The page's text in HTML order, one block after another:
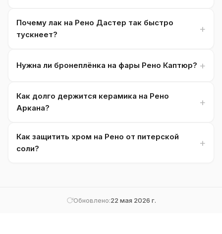
Почему лак на Рено Дастер так быстро
тускнеет?
Нужна ли бронеплёнка на фары Рено Каптюр?
Как долго держится керамика на Рено
Аркана?
Как защитить хром на Рено от питерской
соли?
Обновлено:22 мая 2026 г.